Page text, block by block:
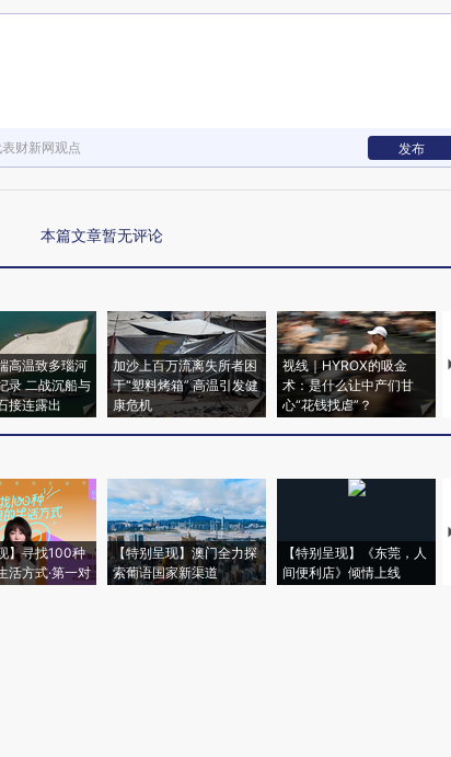
财新网观点 发布
本篇文章暂无评论
高温致多瑙河
录 二战沉船与
接连露出
加沙上百万流离失所者困
于“塑料烤箱” 高温引发健
康危机
视线｜HYROX的吸金
术：是什么让中产们甘
心“花钱找虐”？
】寻找100种
活方式·第一对
【特别呈现】澳门全力探
索葡语国家新渠道
【特别呈现】《东莞，人
间便利店》倾情上线